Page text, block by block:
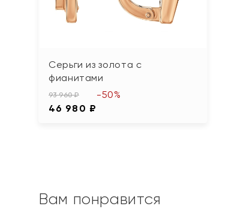
Серьги из золота с
фианитами
93 960 ₽
46 980 ₽
-50%
Вам понравится